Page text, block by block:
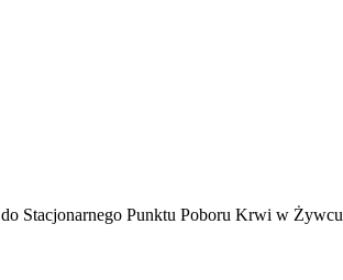
do Stacjonarnego Punktu Poboru Krwi w Żywcu